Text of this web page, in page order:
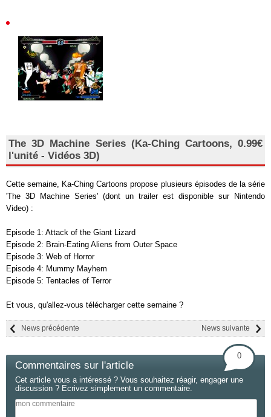
The 3D Machine Series (Ka-Ching Cartoons, 0.99€
l'unité - Vidéos 3D)
Cette semaine, Ka-Ching Cartoons propose plusieurs épisodes de la série
'The 3D Machine Series' (dont un trailer est disponible sur Nintendo
Video) :
Episode 1: Attack of the Giant Lizard
Episode 2: Brain-Eating Aliens from Outer Space
Episode 3: Web of Horror
Episode 4: Mummy Mayhem
Episode 5: Tentacles of Terror
Et vous, qu'allez-vous télécharger cette semaine ?
News suivante
News précédente
Commentaires sur l'article
0
Cet article vous a intéressé ? Vous souhaitez réagir, engager une
discussion ? Ecrivez simplement un commentaire.